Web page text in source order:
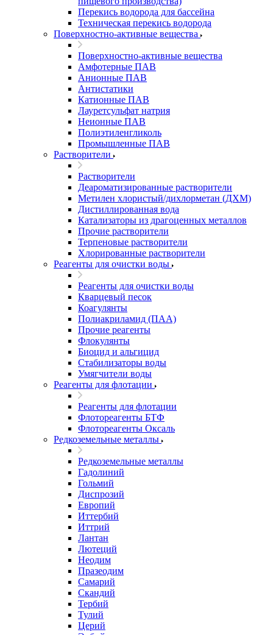
Перекись водорода для бассейна
Техническая перекись водорода
Поверхностно-активные вещества
Поверхностно-активные вещества
Амфотерные ПАВ
Анионные ПАВ
Антистатики
Катионные ПАВ
Лауретсульфат натрия
Неионные ПАВ
Полиэтиленгликоль
Промышленные ПАВ
Растворители
Растворители
Деароматизированные растворители
Метилен хлористый/дихлорметан (ДХМ)
Дистиллированная вода
Катализаторы из драгоценных металлов
Прочие растворители
Терпеновые растворители
Хлорированные растворители
Реагенты для очистки воды
Реагенты для очистки воды
Кварцевый песок
Коагулянты
Полиакриламид (ПАА)
Прочие реагенты
Флокулянты
Биоцид и альгицид
Стабилизаторы воды
Умягчители воды
Реагенты для флотации
Реагенты для флотации
Флотореагенты БТФ
Флотореагенты Оксаль
Редкоземельные металлы
Редкоземельные металлы
Гадолиний
Гольмий
Диспрозий
Европий
Иттербий
Иттрий
Лантан
Лютеций
Неодим
Празеодим
Самарий
Скандий
Тербий
Тулий
Церий